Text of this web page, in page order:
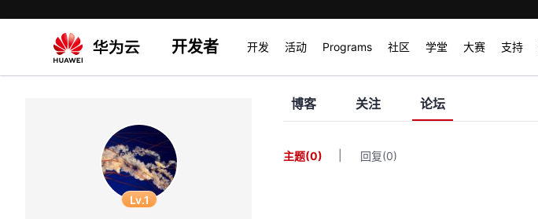
开发者 开发 活动 Programs 社区 学堂 大赛 支持
Lv.1
博客 关注 论坛
主题(0) 回复(0)